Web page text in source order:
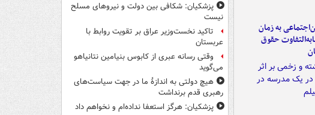
به زمان
حقوق
پزشکیان: شکافی بین دولت و نیروهای مسلح
نیست
تاکید نخست‌وزیر عراق بر تقویت روابط با
عربستان
وقتی رسانه عبری از کابوس بنیامین نتانیاهو
می‌گوید
هیچ دولتی به اندازۀ ما در جهت سیاست‌های
رهبری قدم برنداشت
پزشکیان: هرگز استعفا نداده‌ام و نخواهم داد